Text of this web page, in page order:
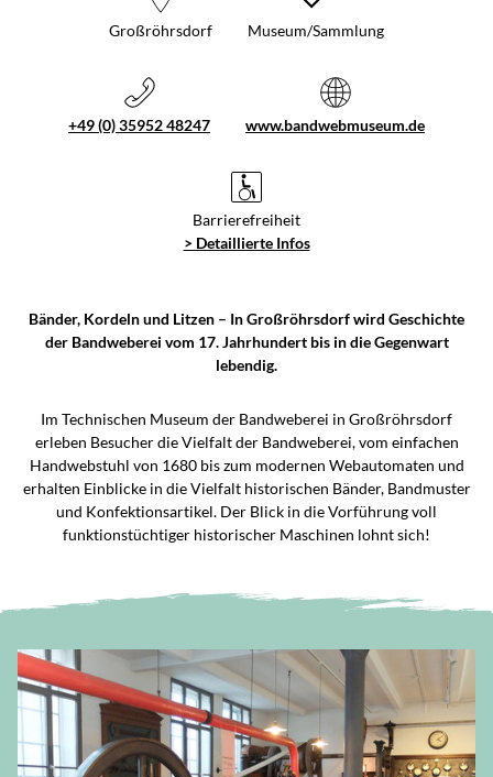
Großröhrsdorf Museum/Sammlung
+49 (0) 35952 48247 www.bandwebmuseum.de
Barrierefreiheit
> Detaillierte Infos
Bänder, Kordeln und Litzen – In Großröhrsdorf wird Geschichte
der Bandweberei vom 17. Jahrhundert bis in die Gegenwart
lebendig.
Im Technischen Museum der Bandweberei in Großröhrsdorf
erleben Besucher die Vielfalt der Bandweberei, vom einfachen
Handwebstuhl von 1680 bis zum modernen Webautomaten und
erhalten Einblicke in die Vielfalt historischen Bänder, Bandmuster
und Konfektionsartikel. Der Blick in die Vorführung voll
funktionstüchtiger historischer Maschinen lohnt sich!